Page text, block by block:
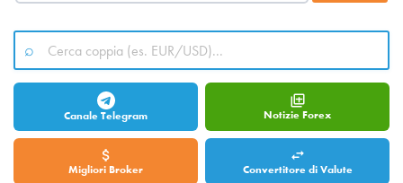
Canale Telegram Notizie Forex
Migliori Broker Convertitore di Valute